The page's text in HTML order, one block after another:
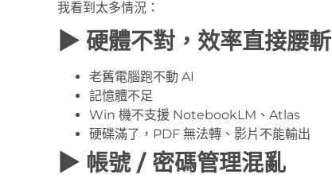
我看到太多情況：
▶ 硬體不對，效率直接腰斬
老舊電腦跑不動 AI
記憶體不足
Win 機不支援 NotebookLM、Atlas
硬碟滿了，PDF 無法轉、影片不能輸出
▶ 帳號 / 密碼管理混亂